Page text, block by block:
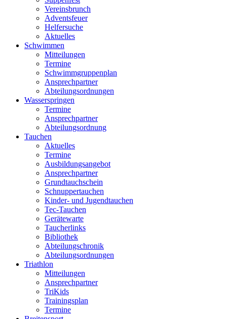
Vereinsbrunch
Adventsfeuer
Helfersuche
Aktuelles
Schwimmen
Mitteilungen
Termine
Schwimmgruppenplan
Ansprechpartner
Abteilungsordnungen
Wasserspringen
Termine
Ansprechpartner
Abteilungsordnung
Tauchen
Aktuelles
Termine
Ausbildungsangebot
Ansprechpartner
Grundtauchschein
Schnuppertauchen
Kinder- und Jugendtauchen
Tec-Tauchen
Gerätewarte
Taucherlinks
Bibliothek
Abteilungschronik
Abteilungsordnungen
Triathlon
Mitteilungen
Ansprechpartner
TriKids
Trainingsplan
Termine